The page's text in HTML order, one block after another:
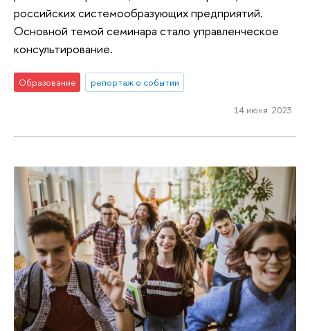
российских системообразующих предприятий.
Основной темой семинара стало управленческое
консультирование.
Образование репортаж о событии
14 июня 2023